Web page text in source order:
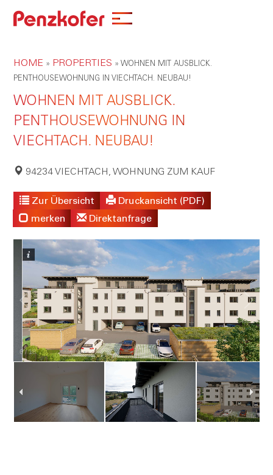
HOME » PROPERTIES »WOHNEN MIT AUSBLICK.
PENTHOUSEWOHNUNG IN VIECHTACH. NEUBAU!
WOHNEN MIT AUSBLICK.
PENTHOUSEWOHNUNG IN
VIECHTACH. NEUBAU!
94234 VIECHTACH, WOHNUNG ZUM KAUF
Zur Übersicht
Druckansicht (PDF)
merken
Direktanfrage
6/18